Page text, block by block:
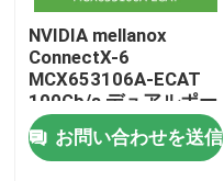
品質管理
お問い合わせ
NVIDIA mellanox
ConnectX-6
MCX653106A-ECAT
100Gb/s デュアルポー
トインフィニバンドア
ダプター イーサネット
対応
お問い合わせを送信